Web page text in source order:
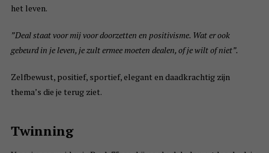
het leven.
”Deal staat voor mij voor doorzetten en positivisme. Wat er ook
gebeurd in je leven, je zult ermee moeten dealen, of je wilt of niet”.
Zelfbewust, positief, sportief, elegant en daadkrachtig zijn
thema’s die je terug ziet.
Twinning